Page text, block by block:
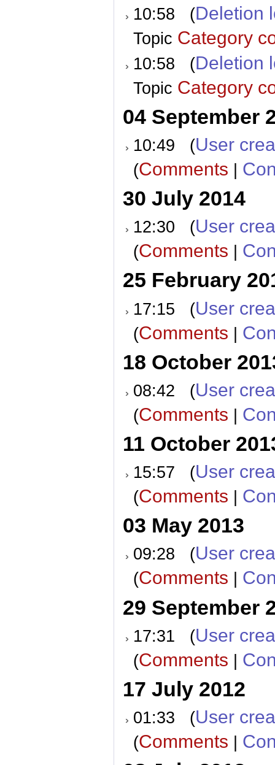
10:58 (Deletion
Topic Category
10:58 (Deletion
Topic Category
04 September
10:49 (User
(Comments |
30 July 2014
12:30 (User
(Comments |
25 February
17:15 (User
(Comments |
18 October
08:42 (User
(Comments |
11 October
15:57 (User
(Comments |
03 May 2013
09:28 (User
(Comments
29 September
17:31 (User
(Comments |
17 July 2012
01:33 (User
(Comments |